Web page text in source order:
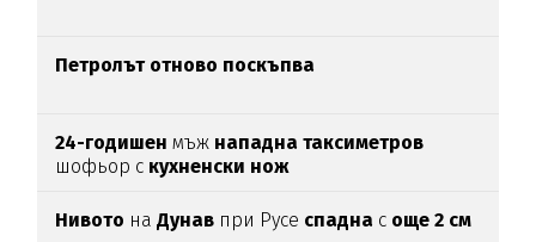
Петролът отново поскъпва
24-годишенмъж нападна таксиметров
шофьор с кухненски нож
Нивото наДунав при Русе спадна с още 2 см